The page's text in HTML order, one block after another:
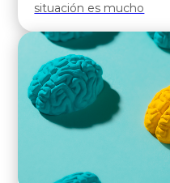
situación es mucho